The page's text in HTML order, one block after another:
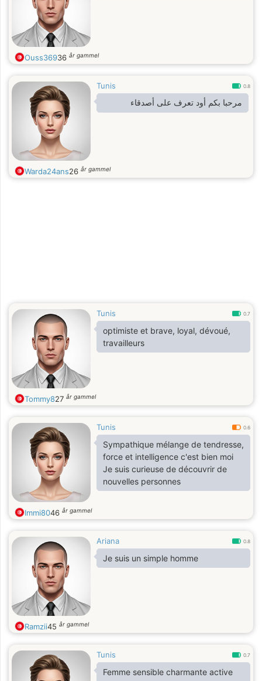
Ouss36936 år gammel
Tunis 0.8
مرحبا بكم أود تعرف على أصدقاء
Warda24ans26 år gammel
Tunis 0.7
optimiste et brave, loyal, dévoué,
travailleurs
Tommy827 år gammel
Tunis 0.6
Sympathique mélange de tendresse,
force et intelligence c'est bien moi
Je suis curieuse de découvrir de
nouvelles personnes
Immi8046 år gammel
Ariana 0.8
Je suis un simple homme
Ramzii45 år gammel
Tunis 0.7
Femme sensible charmante active